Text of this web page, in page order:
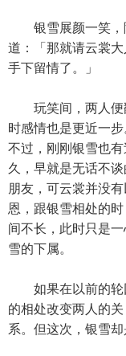
银雪展颜一笑，
道：「那就请云裳大
手下留情了。」
玩笑间，两人便
时感情也是更近一步
不过，刚刚银雪也
久，早就是无话不谈
朋友，可云裳并没
恩，跟银雪相处的时
间不长，此时只是
雪的下属。
如果在以前的轮
的相处改变两人的关
系。但这次，银雪却